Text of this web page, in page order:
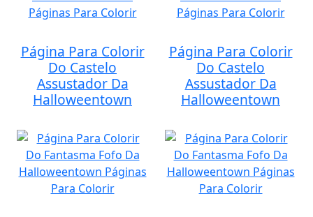
Página Para Colorir
Do Castelo
Assustador Da
Halloweentown
Página Para Colorir
Do Castelo
Assustador Da
Halloweentown